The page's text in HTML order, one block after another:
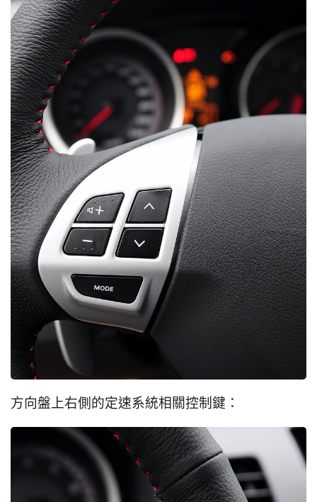
方向盤上右側的定速系統相關控制鍵：